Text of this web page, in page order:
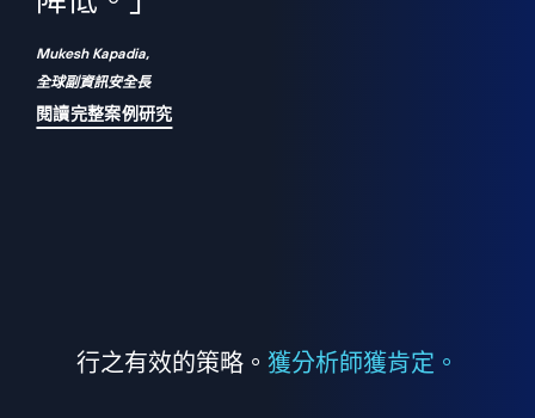
Mukesh Kapadia,
全球副資訊安全長
閱讀完整案例研究
行之有效的策略。 獲分析師獲肯定。